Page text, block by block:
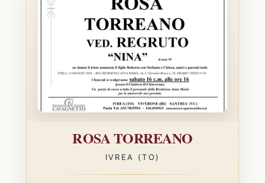
ROSA TORREANO
IVREA (TO)